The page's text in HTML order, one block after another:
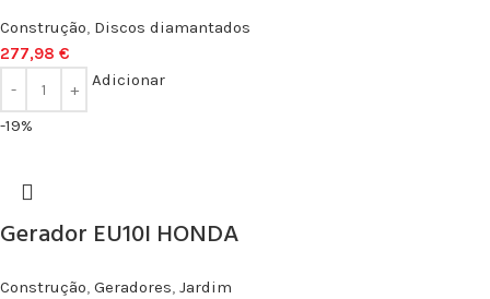
Construção, Discos diamantados
277,98 €
Adicionar
-19%
Gerador EU10I HONDA
Construção, Geradores, Jardim